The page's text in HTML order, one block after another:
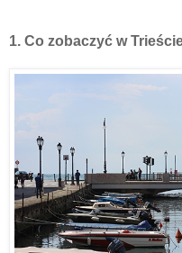
1. Co zobaczyć w